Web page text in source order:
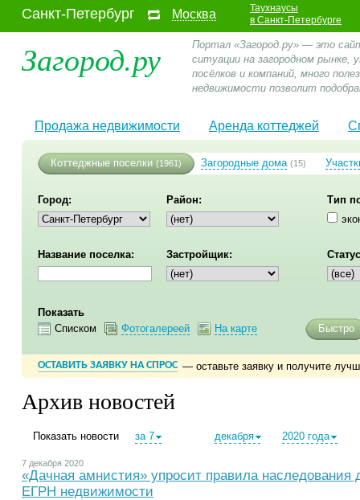
Санкт-Петербург Москва
Таухнаусы
в Санкт-Петербурге
Загород.ру
Портал «Загород.ру» — это
ситуации на загородном
посёлков и компаний, много
недвижимости позволит
Продажа недвижимости Аренда коттеджей
Коттеджные поселки (1961) Загородные дома (15)
Город: Район:
Тип
Название поселка: Застройщик:
Показать
Списком
Фотогалереей На карте Быстро
ОСТАВИТЬ ЗАЯВКУ НА СПРОС — оставьте заявку и получите
Архив новостей
Показать новости за 7 декабря 2020 года
7 декабря 2020
«Дачная амнистия» упросит правила наследования
ЕГРН недвижимости